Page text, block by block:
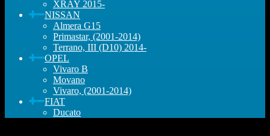
XRAY 2015-
NISSAN
Almera G15
Primastar, (2001-2014)
Terrano, III (D10) 2014-
OPEL
Vivaro B
Movano
Vivaro, (2001-2014)
FIAT
Ducato